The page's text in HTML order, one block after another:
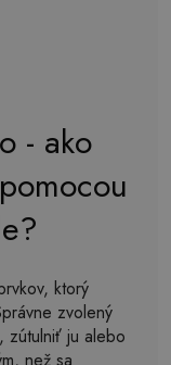
- ako
ktorý
zvolený
zútulniť ju alebo
než sa